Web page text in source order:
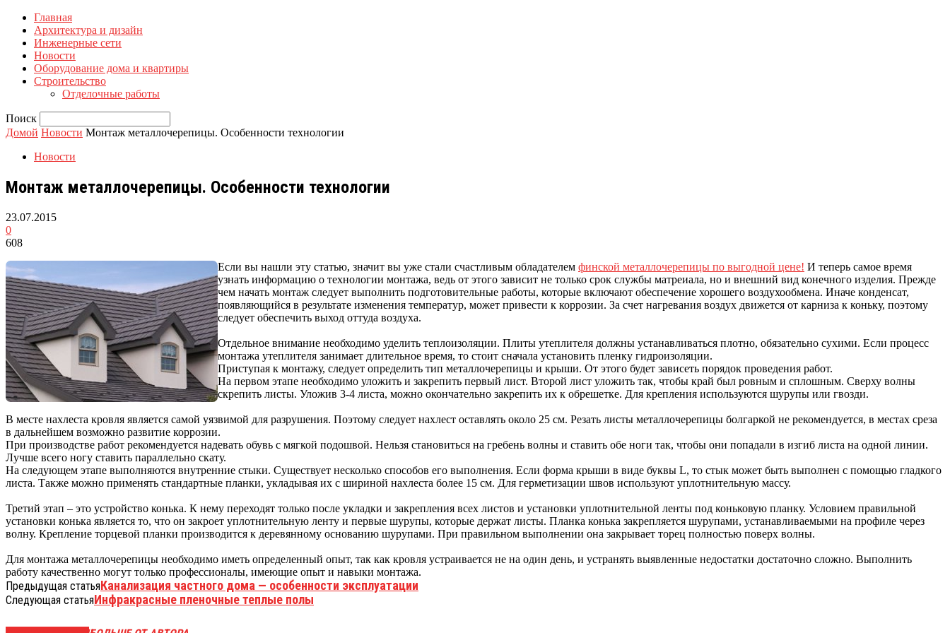
Главная
Архитектура и дизайн
Инженерные сети
Новости
Оборудование дома и квартиры
Строительство
Отделочные работы
Поиск
Домой Новости Монтаж металлочерепицы. Особенности технологии
Новости
Монтаж металлочерепицы. Особенности технологии
23.07.2015
0
608
Если вы нашли эту статью, значит вы уже стали счастливым обладателем финской металлочерепицы по выгодной цене! И теперь самое время
узнать информацию о технологии монтажа, ведь от этого зависит не только срок службы матреиала, но и внешний вид конечного изделия. Прежде
чем начать монтаж следует выполнить подготовительные работы, которые включают обеспечение хорошего воздухообмена. Иначе конденсат,
появляющийся в результате изменения температур, может привести к коррозии. За счет нагревания воздух движется от карниза к коньку, поэтому
следует обеспечить выход оттуда воздуха.
Отдельное внимание необходимо уделить теплоизоляции. Плиты утеплителя должны устанавливаться плотно, обязательно сухими. Если процесс
монтажа утеплителя занимает длительное время, то стоит сначала установить пленку гидроизоляции.
Приступая к монтажу, следует определить тип металлочерепицы и крыши. От этого будет зависеть порядок проведения работ.
На первом этапе необходимо уложить и закрепить первый лист. Второй лист уложить так, чтобы край был ровным и сплошным. Сверху волны
скрепить листы. Уложив 3-4 листа, можно окончательно закрепить их к обрешетке. Для крепления используются шурупы или гвозди.
В месте нахлеста кровля является самой уязвимой для разрушения. Поэтому следует нахлест оставлять около 25 см. Резать листы металлочерепицы болгаркой не рекомендуется, в местах среза
в дальнейшем возможно развитие коррозии.
При производстве работ рекомендуется надевать обувь с мягкой подошвой. Нельзя становиться на гребень волны и ставить обе ноги так, чтобы они попадали в изгиб листа на одной линии.
Лучше всего ногу ставить параллельно скату.
На следующем этапе выполняются внутренние стыки. Существует несколько способов его выполнения. Если форма крыши в виде буквы L, то стык может быть выполнен с помощью гладкого
листа. Также можно применять стандартные планки, укладывая их с шириной нахлеста более 15 см. Для герметизации швов используют уплотнительную массу.
Третий этап – это устройство конька. К нему переходят только после укладки и закрепления всех листов и установки уплотнительной ленты под коньковую планку. Условием правильной
установки конька является то, что он закроет уплотнительную ленту и первые шурупы, которые держат листы. Планка конька закрепляется шурупами, устанавливаемыми на профиле через
волну. Крепление торцевой планки производится к деревянному основанию шурупами. При правильном выполнении она закрывает торец полностью поверх волны.
Для монтажа металлочерепицы необходимо иметь определенный опыт, так как кровля устраивается не на один день, и устранять выявленные недостатки достаточно сложно. Выполнить
работу качественно могут только профессионалы, имеющие опыт и навыки монтажа.
Предыдущая статьяКанализация частного дома — особенности эксплуатации
Следующая статьяИнфракрасные пленочные теплые полы